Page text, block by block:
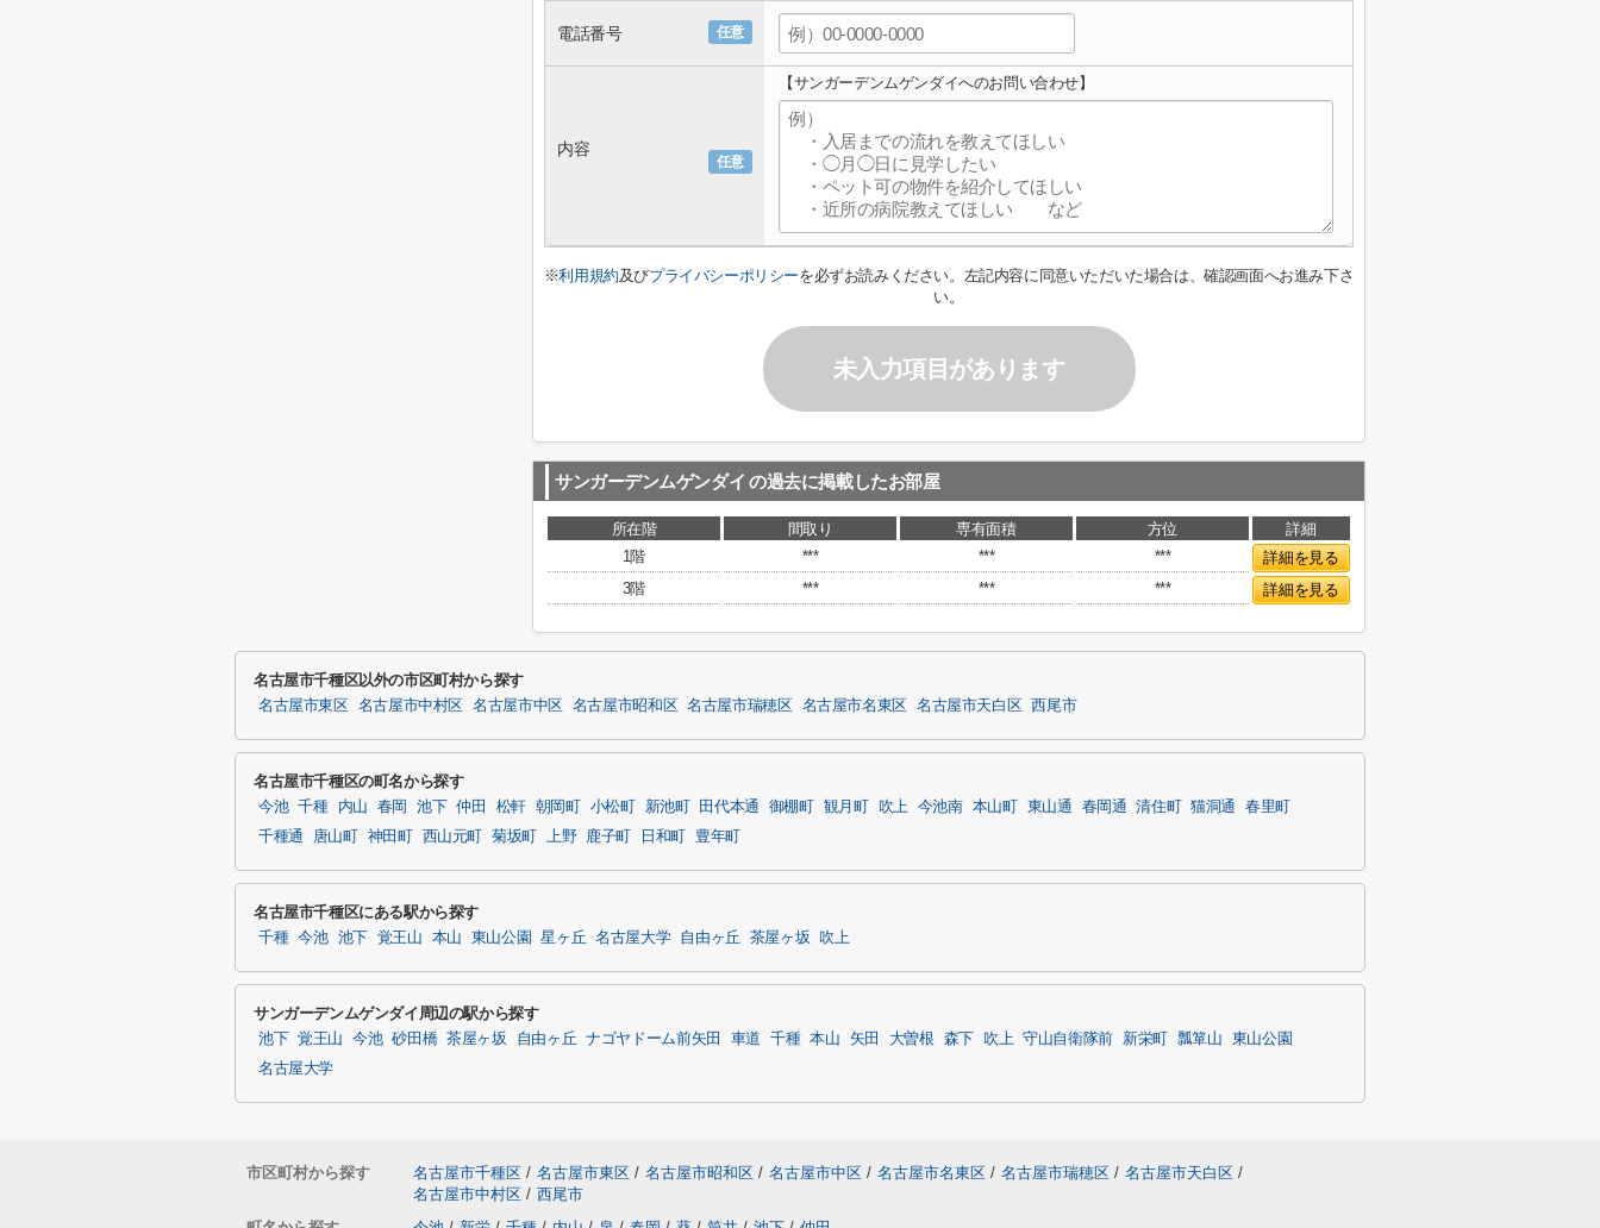
任意
電話番号
任意
内容
【サンガーデンムゲンダイへのお問い合わせ】
※利用規約及びプライバシーポリシーを必ずお読みください。左記内容に同意いただいた場合は、確認画面へお進み下さ
い。
未入力項目があります
サンガーデンムゲンダイ の過去に掲載したお部屋
所在階 間取り 専有面積 方位
詳細
1階
*** *** ***
詳細を見る
3階
*** *** *** 詳細を見る
名古屋市千種区以外の市区町村から探す
名古屋市東区 名古屋市中村区 名古屋市中区 名古屋市昭和区 名古屋市瑞穂区 名古屋市名東区 名古屋市天白区 西尾市
名古屋市千種区の町名から探す
今池 千種 内山 春岡 池下 仲田 松軒 朝岡町 小松町 新池町 田代本通 御棚町 観月町 吹上 今池南 本山町 東山通 春岡通 清住町 猫洞通
春里町
千種通
唐山町 神田町 西山元町 菊坂町 上野 鹿子町 日和町 豊年町
名古屋市千種区にある駅から探す
千種 今池 池下 覚王山 本山 東山公園 星ヶ丘 名古屋大学 自由ヶ丘 茶屋ヶ坂 吹上
サンガーデンムゲンダイ周辺の駅から探す
池下 覚王山 今池 砂田橋 茶屋ヶ坂 自由ヶ丘 ナゴヤドーム前矢田 車道 千種 本山 矢田 大曽根 森下 吹上 守山自衛隊前 新栄町 瓢箪山
東山公園
名古屋大学
市区町村から探す 名古屋市千種区 / 名古屋市東区 / 名古屋市昭和区 / 名古屋市中区 / 名古屋市名東区 / 名古屋市瑞穂区 / 名古屋市天白区 /
名古屋市中村区 / 西尾市